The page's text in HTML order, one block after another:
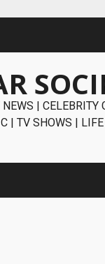
| CELEBRITY
| TV SHOWS |